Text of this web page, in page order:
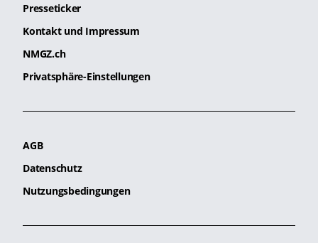
Presseticker
Kontakt und Impressum
NMGZ.ch
Privatsphäre-Einstellungen
AGB
Datenschutz
Nutzungsbedingungen